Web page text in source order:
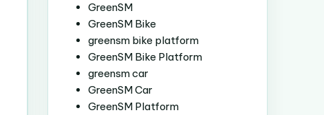
GreenSM
GreenSM Bike
greensm bike platform
GreenSM Bike Platform
greensm car
GreenSM Car
GreenSM Platform